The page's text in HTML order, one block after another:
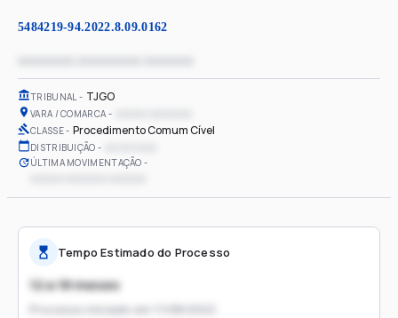
5484219-94.2022.8.09.0162
TRIBUNAL TJGO
VARA / COMARCA
CLASSE Procedimento Comum Cível
DISTRIBUIÇÃO
ÚLTIMA MOVIMENTAÇÃO
Tempo Estimado do Processo
12 a 18 meses
Processo iniciado em